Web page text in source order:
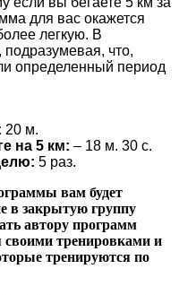
для вас окажется
легкую. В
подразумевая, что,
определенный период
20 м.
на 5 км: – 18 м. 30 с.
5 раз.
вам будет
в закрытую группу
автору программ
своими тренировками и
тренируются по